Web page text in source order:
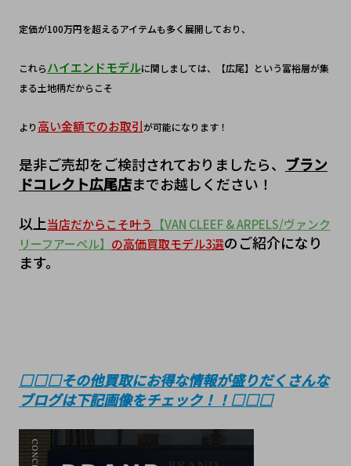
定価が100万円を超えるアイテムも多く展開しており、
これらハイエンドモデルに関しましては、【広尾】という富裕層が集
まる土地柄だからこそ
より 高い金額でのお取引が可能になります！
是非ご売却をご検討されておりましたら、 ブラン
ドコレクト広尾店までお越しください！
以上当店だからこそ叶う
【VAN CLEEF & ARPELS/ヴァンク
リーフアーペル】 の高価買取モデル3選のご紹介になり
ます。
□□□その他買取にお得な情報が盛りだくさんな
ブログは下記画像をチェック！！□□□